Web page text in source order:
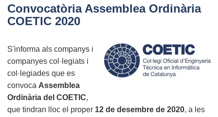
Convocatòria Assemblea Ordinària
COETIC 2020
S'informa als companys i
companyes col·legiats i
col·legiades que es
convoca Assemblea
Ordinària del COETIC,
que tindran lloc el proper 12 de desembre de 2020, a les